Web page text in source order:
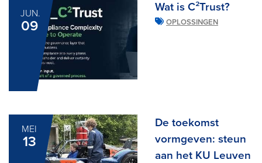
JUN.
09
Wat is C²Trust?
OPLOSSINGEN
MEI
13
De toekomst
vormgeven: steun
aan het KU Leuven